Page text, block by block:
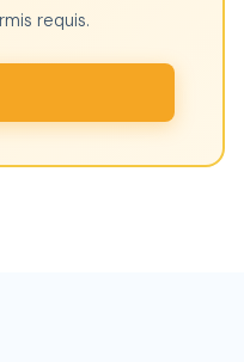
requis.